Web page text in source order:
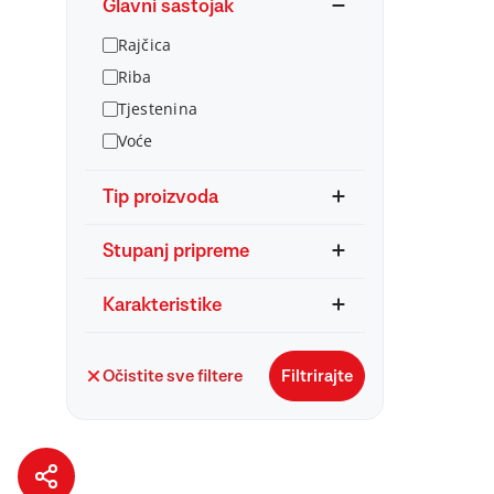
Glavni sastojak
Rajčica
Riba
Tjestenina
Voće
Tip proizvoda
Stupanj pripreme
Karakteristike
Očistite sve filtere Filtrirajte